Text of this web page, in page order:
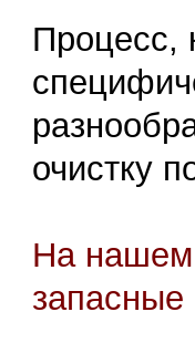
Процесс,
очистку
На нашем
запасные